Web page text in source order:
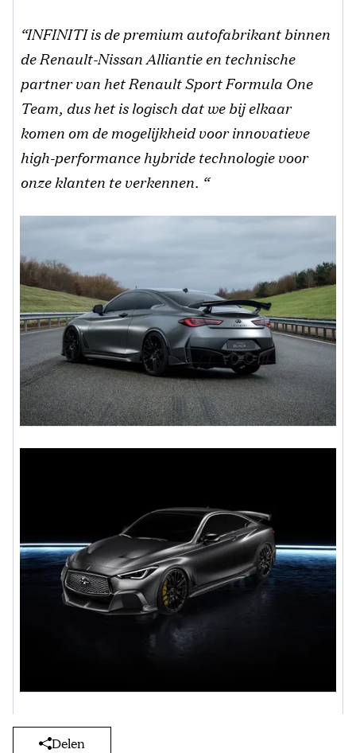
“INFINITI is de premium autofabrikant binnen
de Renault-Nissan Alliantie en technische
partner van het Renault Sport Formula One
Team, dus het is logisch dat we bij elkaar
komen om de mogelijkheid voor innovatieve
high-performance hybride technologie voor
onze klanten te verkennen. “
Delen